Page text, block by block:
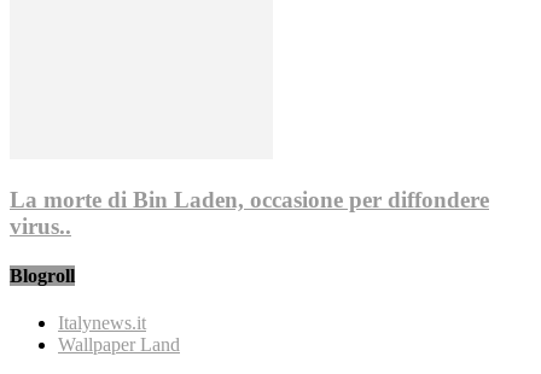
La morte di Bin Laden, occasione per diffondere
virus..
Blogroll
Italynews.it
Wallpaper Land